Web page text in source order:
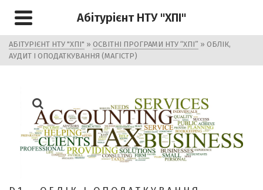
Абітурієнт НТУ "ХПІ"
АБІТУРІЄНТ НТУ "ХПІ" » ОСВІТНІ ПРОГРАМИ НТУ “ХПІ” » ОБЛІК,
АУДИТ І ОПОДАТКУВАННЯ (МАГІСТР)